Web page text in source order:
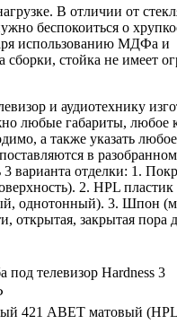
В отличии от
беспокоиться о
использованию МДФа и
сборки, стойка не имеет
и аудиотехнику
любые габариты, любое
а также указать
в
варианта отделки: 1.
2. HPL
однотонный). 3. Шпон
открытая, закрытая пора
под телевизор Hardness 3
421 ABET матовый